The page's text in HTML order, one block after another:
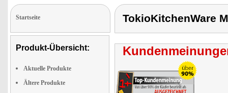
Startseite
Produkt-Übersicht:
Aktuelle Produkte
Ältere Produkte
TokioKitchenWare